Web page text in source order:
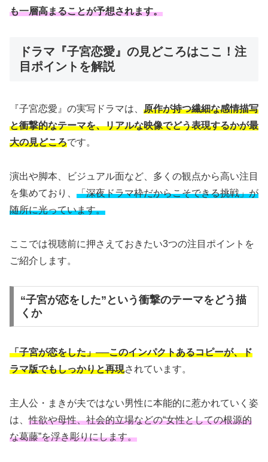
も一層高まることが予想されます。
ドラマ『子宮恋愛』の見どころはここ！注
目ポイントを解説
『子宮恋愛』の実写ドラマは、 原作が持つ繊細な感情描写
と衝撃的なテーマを、リアルな映像でどう表現するかが最
大の見どころです。
演出や脚本、ビジュアル面など、多くの観点から高い注目
を集めており、 「深夜ドラマ枠だからこそできる挑戦」が
随所に光っています。
ここでは視聴前に押さえておきたい3つの注目ポイントを
ご紹介します。
“子宮が恋をした”という衝撃のテーマをどう描
くか
「子宮が恋をした」──このインパクトあるコピーが、ド
ラマ版でもしっかりと再現されています。
主人公・まきが夫ではない男性に本能的に惹かれていく姿
は、性欲や母性、社会的立場などの“女性としての根源的
な葛藤”を浮き彫りにします。